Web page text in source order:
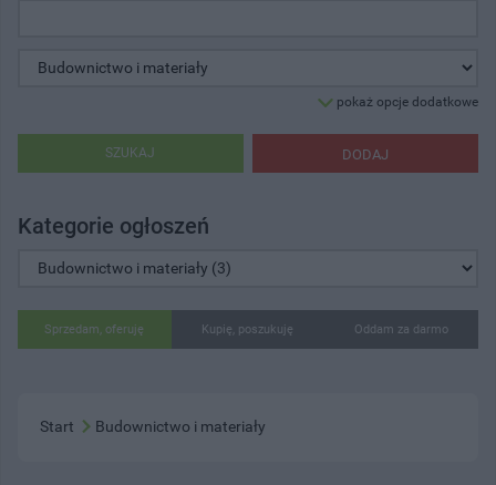
pokaż opcje dodatkowe
DODAJ
SZUKAJ
Kategorie ogłoszeń
Sprzedam, oferuję Kupię, poszukuję Oddam za darmo
Start Budownictwo i materiały